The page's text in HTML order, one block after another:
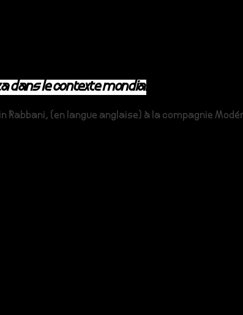
dans le contexte mondial
(en langue anglaise) à la compagnie